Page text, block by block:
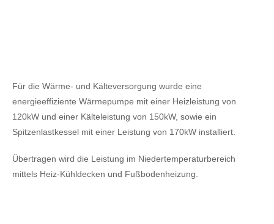
Für die Wärme- und Kälteversorgung wurde eine
energieeffiziente Wärmepumpe mit einer Heizleistung von
120kW und einer Kälteleistung von 150kW, sowie ein
Spitzenlastkessel mit einer Leistung von 170kW installiert.
Übertragen wird die Leistung im Niedertemperaturbereich
mittels Heiz-Kühldecken und Fußbodenheizung.